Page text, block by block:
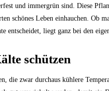
und immergrün sind. Diese
schönes Leben einhauchen. Ob
entscheidet, liegt ganz bei den
schützen
die zwar durchaus kühlere